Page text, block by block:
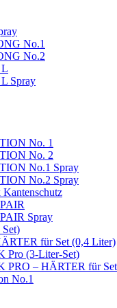
No.1
No.2
Spray
No. 1
No. 2
No.1 Spray
No.2 Spray
Spray
für Set (0,4 Liter)
Pro (3-Liter-Set)
PRO – HÄRTER für
No.1